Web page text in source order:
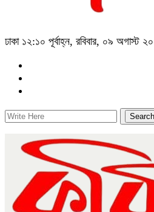
ঢাকা ১২:১০ পূর্বাহ্ন, রবিবার, ০৯ অগাস্ট